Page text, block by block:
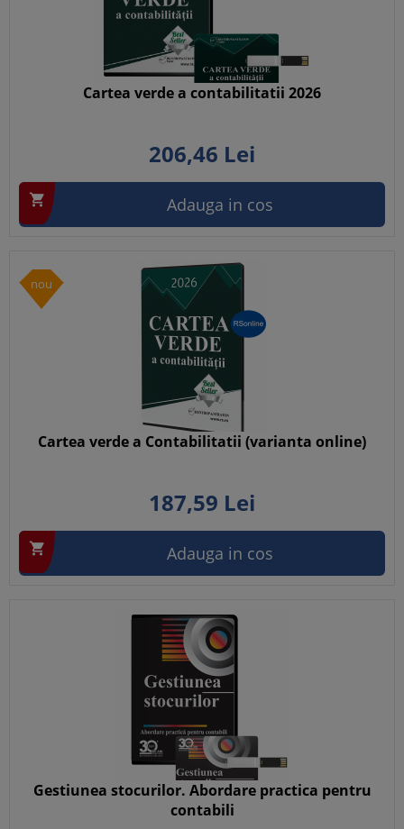
Cartea verde a contabilitatii 2026
206,46 Lei
 Adauga in cos
nou
Cartea verde a Contabilitatii (varianta online)
187,59 Lei
 Adauga in cos
Gestiunea stocurilor. Abordare practica pentru
contabili